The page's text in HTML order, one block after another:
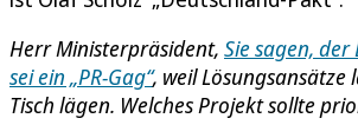
Herr Ministerpräsident, Sie sagen,
sei ein „PR-Gag“, weil
Tisch lägen. Welches Projekt sollte